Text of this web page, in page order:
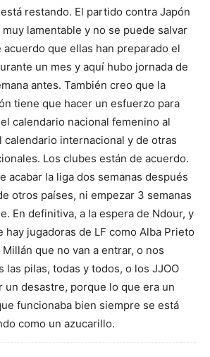
restando. El partido contra Japón
muy lamentable y no se puede salvar
acuerdo que ellas han preparado el
un mes y aquí hubo jornada de
antes. También creo que la
tiene que hacer un esfuerzo para
calendario nacional femenino al
calendario internacional y de otras
Los clubes están de acuerdo.
acabar la liga dos semanas después
otros países, ni empezar 3 semanas
En definitiva, a la espera de Ndour, y
hay jugadoras de LF como Alba Prieto
Millán que no van a entrar, o nos
las pilas, todas y todos, o los JJOO
un desastre, porque lo que era un
funcionaba bien siempre se está
como un azucarillo.